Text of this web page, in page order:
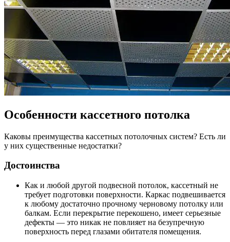
Особенности кассетного потолка
Каковы преимущества кассетных потолочных систем? Есть ли
у них существенные недостатки?
Достоинства
Как и любой другой подвесной потолок, кассетный не
требует подготовки поверхности. Каркас подвешивается
к любому достаточно прочному черновому потолку или
балкам. Если перекрытие перекошено, имеет серьезные
дефекты — это никак не повлияет на безупречную
поверхность перед глазами обитателя помещения.